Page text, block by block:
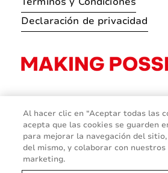
Declaración de privacidad
Al hacer clic en “Aceptar todas las
acepta que las cookies se guarden
para mejorar la navegación del
del mismo, y colaborar con
marketing.